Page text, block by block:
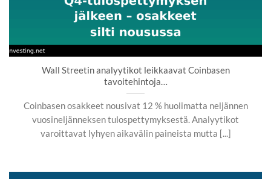
Wall Streetin analyytikot leikkaavat Coinbasen
tavoitehintoja…
Coinbasen osakkeet nousivat 12 % huolimatta neljännen
vuosineljänneksen tulospettymyksestä. Analyytikot
varoittavat lyhyen aikavälin paineista mutta [...]